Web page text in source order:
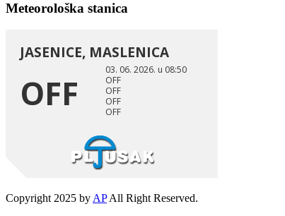
Meteorološka stanica
Copyright 2025 by APAll Right Reserved.